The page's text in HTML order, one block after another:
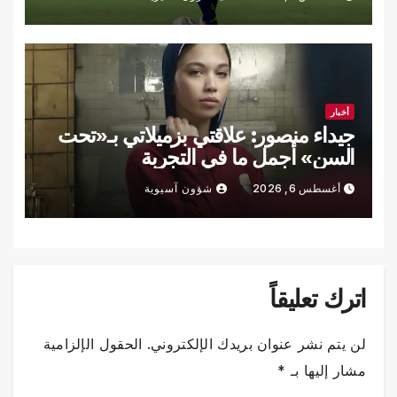
أخبار
جيداء منصور: علاقتي بزميلاتي بـ«تحت
السن» أجمل ما في التجربة
أغسطس 6, 2026 شؤون آسيوية
اترك تعليقاً
لن يتم نشر عنوان بريدك الإلكتروني. الحقول الإلزامية
مشار إليها بـ *